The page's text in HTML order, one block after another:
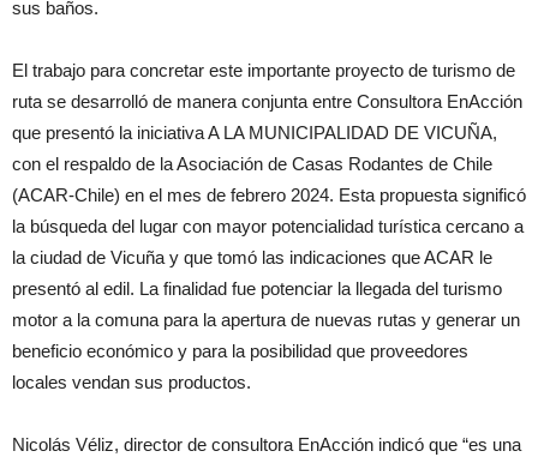
sus baños.
El trabajo para concretar este importante proyecto de turismo de
ruta se desarrolló de manera conjunta entre Consultora EnAcción
que presentó la iniciativa A LA MUNICIPALIDAD DE VICUÑA,
con el respaldo de la Asociación de Casas Rodantes de Chile
(ACAR-Chile) en el mes de febrero 2024. Esta propuesta significó
la búsqueda del lugar con mayor potencialidad turística cercano a
la ciudad de Vicuña y que tomó las indicaciones que ACAR le
presentó al edil. La finalidad fue potenciar la llegada del turismo
motor a la comuna para la apertura de nuevas rutas y generar un
beneficio económico y para la posibilidad que proveedores
locales vendan sus productos.
Nicolás Véliz, director de consultora EnAcción indicó que “es una